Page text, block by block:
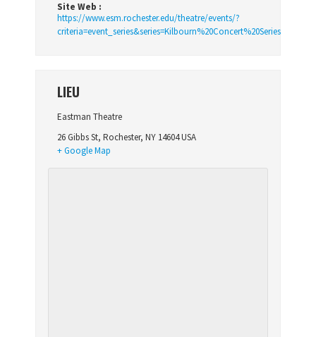
Site Web :
https://www.esm.rochester.edu/theatre/events/?
criteria=event_series&series=Kilbourn%20Concert%20Series
LIEU
Eastman Theatre
26 Gibbs St, Rochester, NY 14604USA
+ Google Map